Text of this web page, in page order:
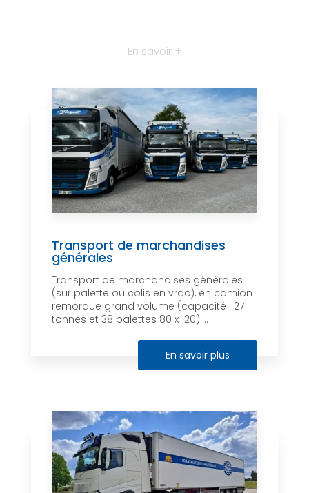
En savoir +
Transport de marchandises
générales
Transport de marchandises générales
(sur palette ou colis en vrac), en camion
remorque grand volume (capacité : 27
tonnes et 38 palettes 80 x 120)....
En savoir plus